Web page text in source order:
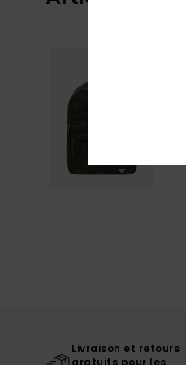
Livraison et retours
gratuits pour les